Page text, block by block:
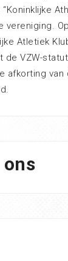
vereniging.
Atletiek
de VZW-
afkorting van